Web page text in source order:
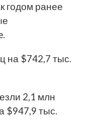
годом ранее
на $742,7 тыс.
2,1 млн
$947,9 тыс.